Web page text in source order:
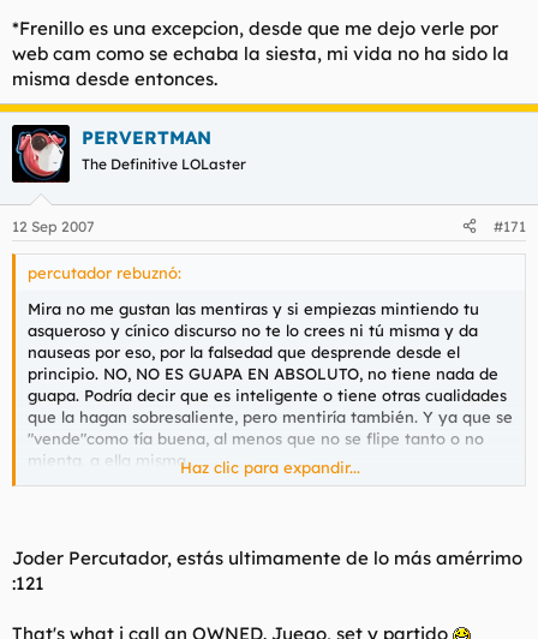
*Frenillo es una excepcion, desde que me dejo verle por
web cam como se echaba la siesta, mi vida no ha sido la
misma desde entonces.
PERVERTMAN
The Definitive LOLaster
12 Sep 2007 #171
percutador rebuznó:
Mira no me gustan las mentiras y si empiezas mintiendo tu
asqueroso y cínico discurso no te lo crees ni tú misma y da
nauseas por eso, por la falsedad que desprende desde el
principio. NO, NO ES GUAPA EN ABSOLUTO, no tiene nada de
guapa. Podría decir que es inteligente o tiene otras cualidades
que la hagan sobresaliente, pero mentiría también. Y ya que se
"vende"como tía buena, al menos que no se flipe tanto o no
mienta, a ella misma.
estamos hablando aquí y es aplicable a tantos ámbitos, la
imagen es fundamental, desde encontrar un puesto de trabajo,
hasta en las relaciones sociales y las sentimentales no te digo
juzgais totalmente por el físico. Y descartais a tios sin la menor
Haz clic para expandir...
Joder Percutador, estás ultimamente de lo más amérrimo
:121
That's what i call an OWNED. Juego, set y partido